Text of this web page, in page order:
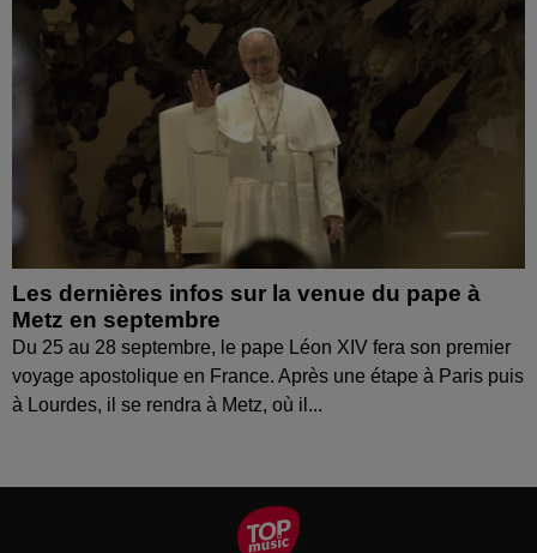
Les dernières infos sur la venue du pape à
Metz en septembre
Du 25 au 28 septembre, le pape Léon XIV fera son premier
voyage apostolique en France. Après une étape à Paris puis
à Lourdes, il se rendra à Metz, où il...